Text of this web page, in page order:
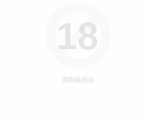
限制級商品
18